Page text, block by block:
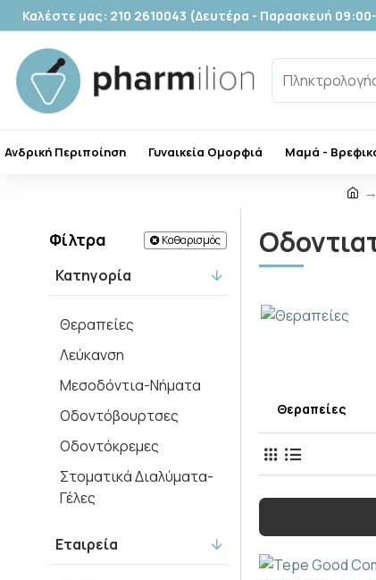
Καλέστε μας: 210 2610043 (Δευτέρα - Παρασκευή
Ανδρική Περιποίηση Γυναικεία Ομορφιά Μαμά -
Φίλτρα Καθαρισμός
Κατηγορία
Θεραπείες
Λεύκανση
Μεσοδόντια-Νήματα
Οδοντόβουρτσες
Οδοντόκρεμες
Στοματικά Διαλύματα-
Γέλες
Οδοντοστοιχίες
Εταιρεία
Θεραπείες